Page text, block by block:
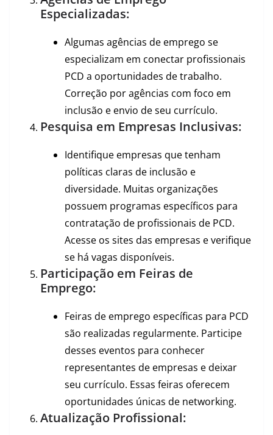
Especializadas:
Algumas agências de emprego se
especializam em conectar profissionais
PCD a oportunidades de trabalho.
Correção por agências com foco em
inclusão e envio de seu currículo.
Pesquisa em Empresas Inclusivas:
Identifique empresas que tenham
políticas claras de inclusão e
diversidade. Muitas organizações
possuem programas específicos para
contratação de profissionais de PCD.
Acesse os sites das empresas e verifique
se há vagas disponíveis.
Participação em Feiras de
Emprego:
Feiras de emprego específicas para PCD
são realizadas regularmente. Participe
desses eventos para conhecer
representantes de empresas e deixar
seu currículo. Essas feiras oferecem
oportunidades únicas de networking.
Atualização Profissional: